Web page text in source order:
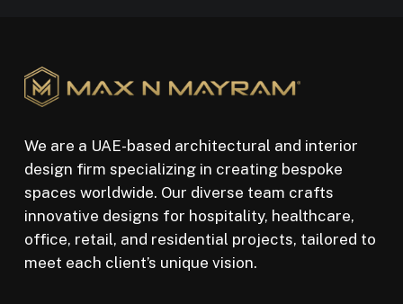
We are a UAE-based architectural and interior
design firm specializing in creating bespoke
spaces worldwide. Our diverse team crafts
innovative designs for hospitality, healthcare,
office, retail, and residential projects, tailored to
meet each client’s unique vision.